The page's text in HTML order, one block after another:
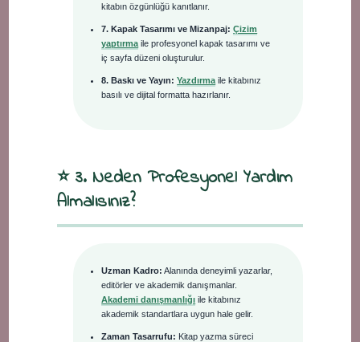
kitabın özgünlüğü kanıtlanır.
7. Kapak Tasarımı ve Mizanpaj: Çizim
yaptırma ile profesyonel kapak tasarımı ve
iç sayfa düzeni oluşturulur.
8. Baskı ve Yayın: Yazdırma ile kitabınız
basılı ve dijital formatta hazırlanır.
⭐ 3. Neden Profesyonel Yardım
Almalısınız?
Uzman Kadro: Alanında deneyimli yazarlar,
editörler ve akademik danışmanlar.
Akademi danışmanlığı ile kitabınız
akademik standartlara uygun hale gelir.
Zaman Tasarrufu: Kitap yazma süreci